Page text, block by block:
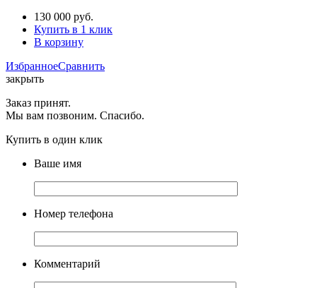
130 000 руб.
Купить в 1 клик
В корзину
ИзбранноеСравнить
закрыть
Заказ принят.
Мы вам позвоним. Спасибо.
Купить в один клик
Ваше имя
Номер телефона
Комментарий